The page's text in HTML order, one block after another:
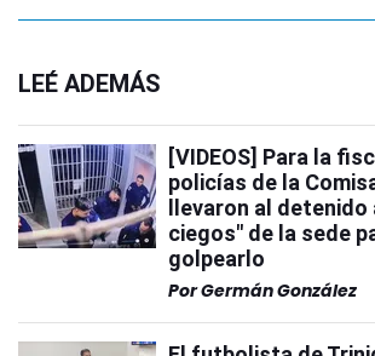
LEÉ ADEMÁS
[VIDEOS] Para la
policías de la
llevaron al
ciegos" de la sede
golpearlo
PorGermán González